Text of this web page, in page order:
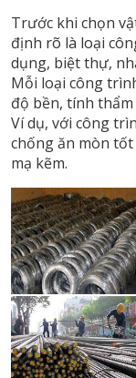
Trước khi chọn
định rõ là loại
dụng, biệt thự,
Mỗi loại công
độ bền, tính
Ví dụ, với công
chống ăn mòn
mạ kẽm.